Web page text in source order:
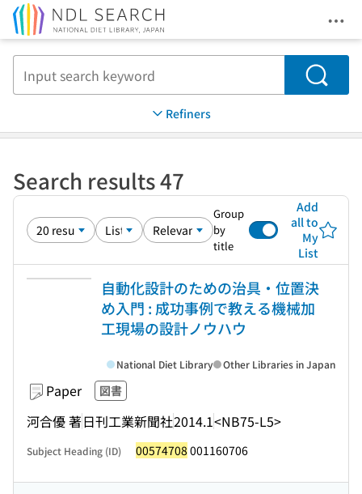
Search
Refiners
Search results 47
Group
by
title
Add
all to
My
List
自動化設計のための治具・位置決
め入門 : 成功事例で教える機械加
工現場の設計ノウハウ
Paper 図書
河合優 著日刊工業新聞社2014.1<NB75-L5>
National Diet Library Other Libraries in Japan
Subject Heading (ID) 00574708 001160706